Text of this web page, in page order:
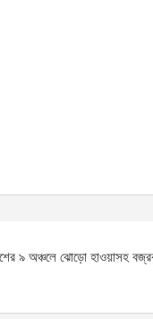
৯ অঞ্চলে ঝোড়ো হাওয়াসহ